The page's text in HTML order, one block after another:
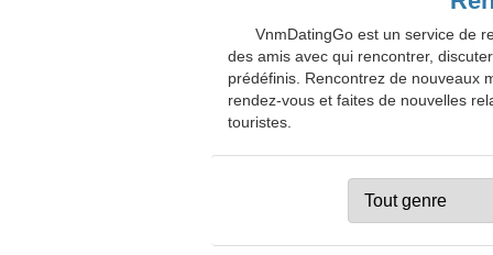
VnmDatingGo est un service de
des amis avec qui rencontrer,
prédéfinis. Rencontrez de nouveaux
rendez-vous et faites de nouvelles
touristes.